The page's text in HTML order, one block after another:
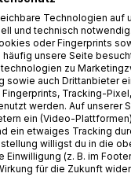
handelt vom
des Milieus
Komponente
werden Begriffe wie
Maßnahmen
bietet auch
werden an
Technologien auf
und technisch
oder Fingerprints
häufig unsere Seite
zu
sowie auch Drittanbieter
Tracking-
werden. Auf unserer
ein (Video-
ein etwaiges Tracking
willigst du in die
Einwilligung (z. B. im
für die Zukunft